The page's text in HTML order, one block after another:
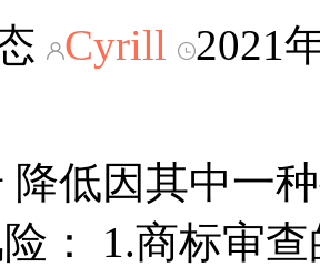
Cyrill
2021
降低因其中一
： 1.商标审